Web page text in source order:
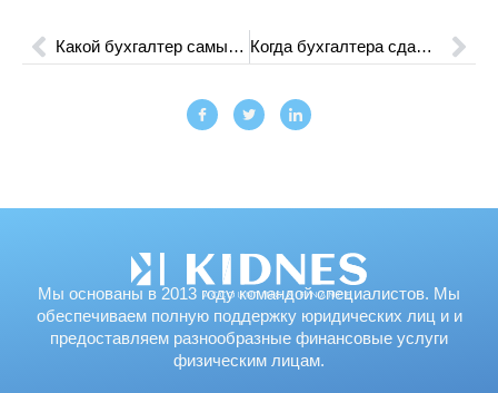
Какой бухгалтер самый востребованный: Навыки и Требования Когда бухгалтера сдают отчетность: Значимость сроков
Мы основаны в 2013 году командой специалистов. Мы
обеспечиваем полную поддержку юридических лиц и и
предоставляем разнообразные финансовые услуги
физическим лицам.